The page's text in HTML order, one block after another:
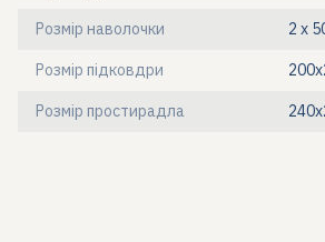
Розмір наволочки 2 х
Розмір підковдри
Розмір простирадла